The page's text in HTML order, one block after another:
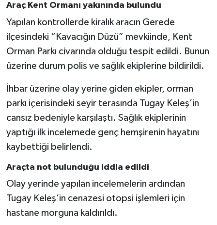
Araç Kent Ormanı yakınında bulundu
Yapılan kontrollerde kiralık aracın Gerede
ilçesindeki “Kavacığın Düzü” mevkiinde, Kent
Orman Parkı civarında olduğu tespit edildi. Bunun
üzerine durum polis ve sağlık ekiplerine bildirildi.
İhbar üzerine olay yerine giden ekipler, orman
parkı içerisindeki seyir terasında Tugay Keleş’in
cansız bedeniyle karşılaştı. Sağlık ekiplerinin
yaptığı ilk incelemede genç hemşirenin hayatını
kaybettiği belirlendi.
Araçta not bulunduğu iddia edildi
Olay yerinde yapılan incelemelerin ardından
Tugay Keleş’in cenazesi otopsi işlemleri için
hastane morguna kaldırıldı.